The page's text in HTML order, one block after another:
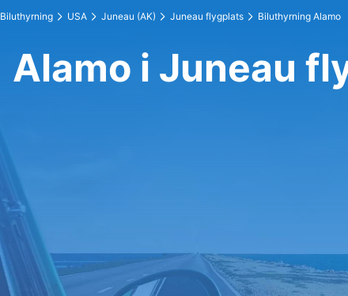
Biluthyrning USA Juneau (AK) Juneau flygplats Biluthyrning Alamo
Alamo i Juneau